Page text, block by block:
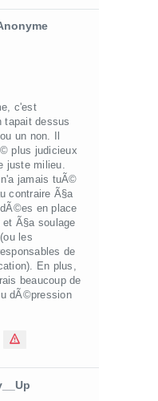
c'est
tapait dessus
un non. Il
plus judicieux
juste milieu.
jamais tuÃ©
contraire Ã§a
en place
Ã§a soulage
les
de
En plus,
beaucoup de
dÃ©pression